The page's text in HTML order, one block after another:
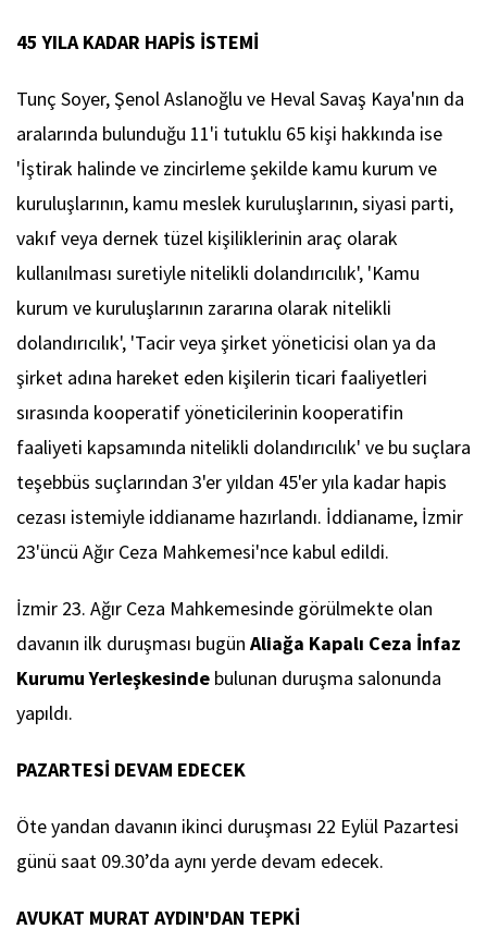
45 YILA KADAR HAPİS İSTEMİ
Tunç Soyer, Şenol Aslanoğlu ve Heval Savaş Kaya'nın da
aralarında bulunduğu 11'i tutuklu 65 kişi hakkında ise
'İştirak halinde ve zincirleme şekilde kamu kurum ve
kuruluşlarının, kamu meslek kuruluşlarının, siyasi parti,
vakıf veya dernek tüzel kişiliklerinin araç olarak
kullanılması suretiyle nitelikli dolandırıcılık', 'Kamu
kurum ve kuruluşlarının zararına olarak nitelikli
dolandırıcılık', 'Tacir veya şirket yöneticisi olan ya da
şirket adına hareket eden kişilerin ticari faaliyetleri
sırasında kooperatif yöneticilerinin kooperatifin
faaliyeti kapsamında nitelikli dolandırıcılık' ve bu suçlara
teşebbüs suçlarından 3'er yıldan 45'er yıla kadar hapis
cezası istemiyle iddianame hazırlandı. İddianame, İzmir
23'üncü Ağır Ceza Mahkemesi'nce kabul edildi.
İzmir 23. Ağır Ceza Mahkemesinde görülmekte olan
davanın ilk duruşması bugün Aliağa Kapalı Ceza İnfaz
Kurumu Yerleşkesinde bulunan duruşma salonunda
yapıldı.
PAZARTESİ DEVAM EDECEK
Öte yandan davanın ikinci duruşması 22 Eylül Pazartesi
günü saat 09.30’da aynı yerde devam edecek.
AVUKAT MURAT AYDIN'DAN TEPKİ